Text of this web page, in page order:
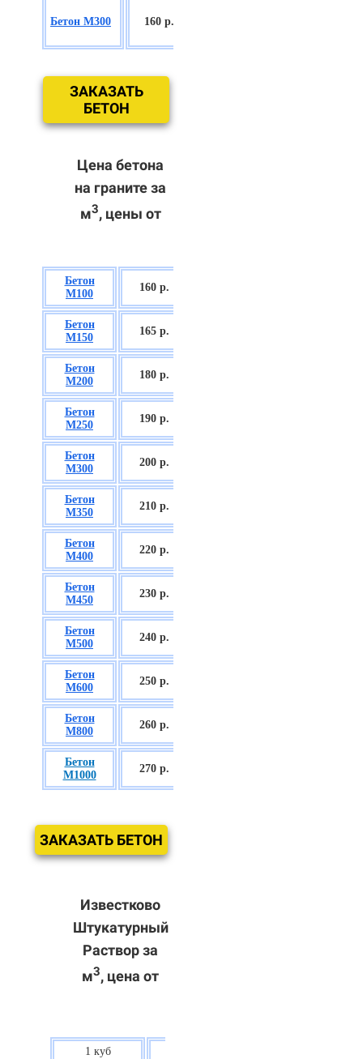
Бетон М300 160 р.
ЗАКАЗАТЬ
БЕТОН
Цена бетона
на граните за
м3, цены от
Бетон
М100
160 р.
Бетон
М150
165 р.
Бетон
М200
180 р.
Бетон
М250
190 р.
Бетон
М300
200 р.
Бетон
М350
210 р.
Бетон
М400
220 р.
Бетон
М450
230 р.
Бетон
М500
240 р.
Бетон
М600
250 р.
Бетон
М800
260 р.
Бетон
М1000
270 р.
ЗАКАЗАТЬ БЕТОН
Известково
Штукатурный
Раствор за
м3, цена от
1 куб